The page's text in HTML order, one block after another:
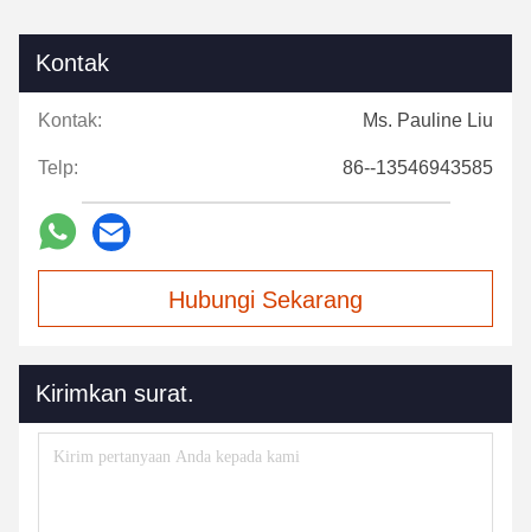
Kontak
Kontak: Ms. Pauline Liu
Telp: 86--13546943585
Hubungi Sekarang
Kirimkan surat.